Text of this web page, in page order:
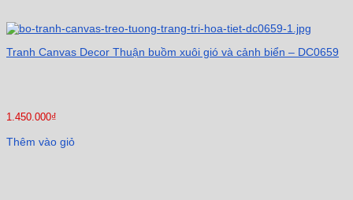
Tranh Canvas Decor Thuận buồm xuôi gió và cảnh biển – DC0659
1.450.000₫
Thêm vào giỏ